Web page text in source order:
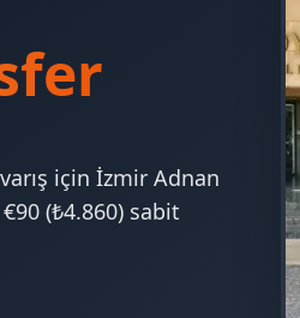
için İzmir Adnan
(₺4.860) sabit